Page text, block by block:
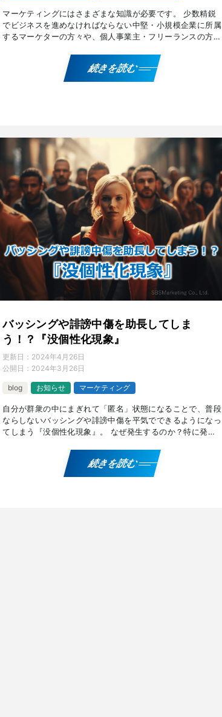
マーケティングにはさまざまな知識が必要です。 少数精鋭
でビジネスを進めなければならない中堅・小規模企業に所属
するマーケターの方々や、個人事業主・フリーランスの方々
続きを読む
バッシングや誹謗中傷を助長してしま
う！？『没個性化現象』
更新日： 2024年4月26日
公開日： 2024年3月26日
blog お知らせ マーケティング
自分が群衆の中にまぎれて「匿名」状態になることで、普段
ならしないバッシングや誹謗中傷を平気でできるようになっ
てしまう『没個性化現象』。 なぜ発生するのか？特に発生
続きを読む